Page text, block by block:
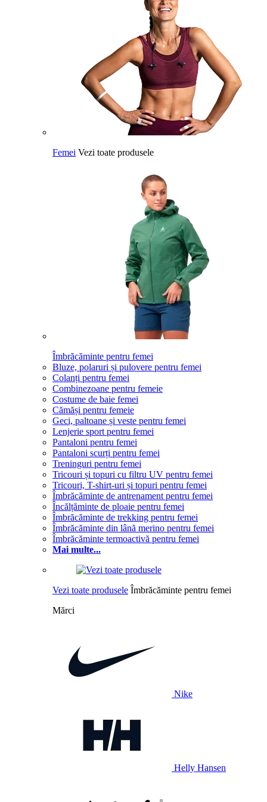
Femei Vezi toate produsele
Îmbrăcăminte pentru femei
Bluze, polaruri și pulovere pentru femei
Colanți pentru femei
Combinezoane pentru femeie
Costume de baie femei
Cămăși pentru femeie
Geci, paltoane și veste pentru femei
Lenjerie sport pentru femei
Pantaloni pentru femei
Pantaloni scurți pentru femei
Treninguri pentru femei
Tricouri și topuri cu filtru UV pentru femei
Tricouri, T-shirt-uri și topuri pentru femei
Îmbrăcăminte de antrenament pentru femei
Încălțăminte de ploaie pentru femei
Îmbrăcăminte de trekking pentru femei
Îmbrăcăminte din lână merino pentru femei
Îmbrăcăminte termoactivă pentru femei
Mai multe...
Vezi toate produsele Îmbrăcăminte pentru femei
Mărci
Nike
Helly Hansen